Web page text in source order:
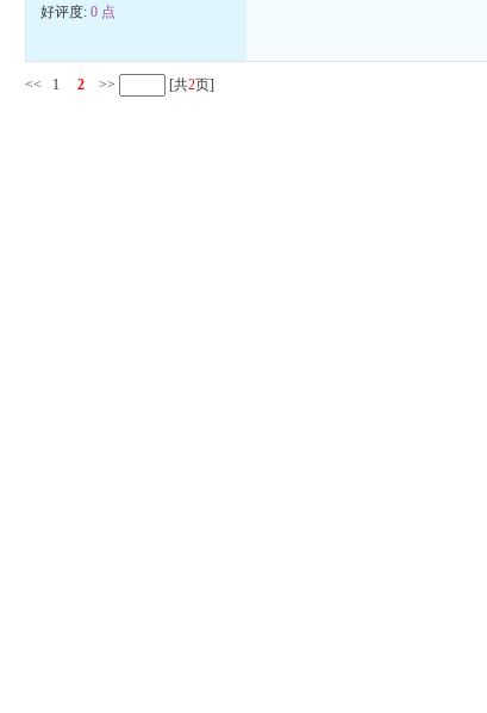
好评度:0 点
<< 1 2 >> [共2页]